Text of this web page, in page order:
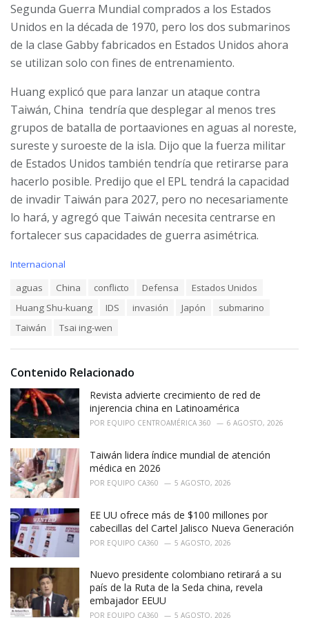
Segunda Guerra Mundial comprados a los Estados
Unidos en la década de 1970, pero los dos submarinos
de la clase Gabby fabricados en Estados Unidos ahora
se utilizan solo con fines de entrenamiento.
Huang explicó que para lanzar un ataque contra
Taiwán, China tendría que desplegar al menos tres
grupos de batalla de portaaviones en aguas al noreste,
sureste y suroeste de la isla. Dijo que la fuerza militar
de Estados Unidos también tendría que retirarse para
hacerlo posible. Predijo que el EPL tendrá la capacidad
de invadir Taiwán para 2027, pero no necesariamente
lo hará, y agregó que Taiwán necesita centrarse en
fortalecer sus capacidades de guerra asimétrica.
C
s
:
Internacional
aguas China conflicto Defensa
Estados Unidos
Huang Shu-kuang
IDS invasión Japón
submarino
Taiwán
Tsai ing-wen
Contenido Relacionado
Revista advierte crecimiento de red de
injerencia china en Latinoamérica
POR EQUIPO CENTROAMÉRICA 360 6 AGOSTO, 2026
Taiwán lidera índice mundial de atención
médica en 2026
POR EQUIPO CA360 5 AGOSTO, 2026
EE UU ofrece más de $100 millones por
cabecillas del Cartel Jalisco Nueva Generación
POR EQUIPO CA360 5 AGOSTO, 2026
Nuevo presidente colombiano retirará a su
país de la Ruta de la Seda china, revela
embajador EEUU
POR EQUIPO CA360 5 AGOSTO, 2026